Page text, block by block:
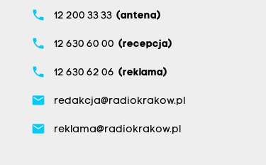
phone 12 200 33 33 (antena)
phone 12 630 60 00 (recepcja)
phone 12 630 62 06 (reklama)
email redakcja@radiokrakow.pl
email reklama@radiokrakow.pl